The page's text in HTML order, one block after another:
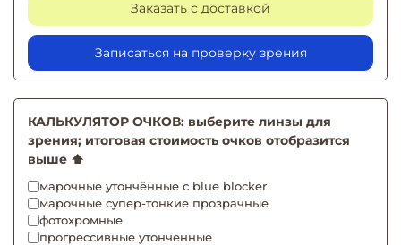
Заказать с доставкой
Записаться на проверку зрения
КАЛЬКУЛЯТОР ОЧКОВ: выберите линзы для
зрения; итоговая стоимость очков отобразится
выше ⬆️
марочные утончённые с blue blocker
марочные супер-тонкие прозрачные
фотохромные
прогрессивные утонченные